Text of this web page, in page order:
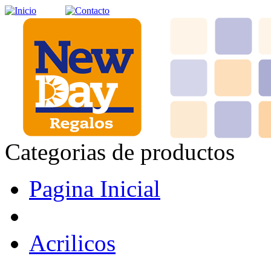
Categorias de productos
Pagina Inicial
Acrilicos